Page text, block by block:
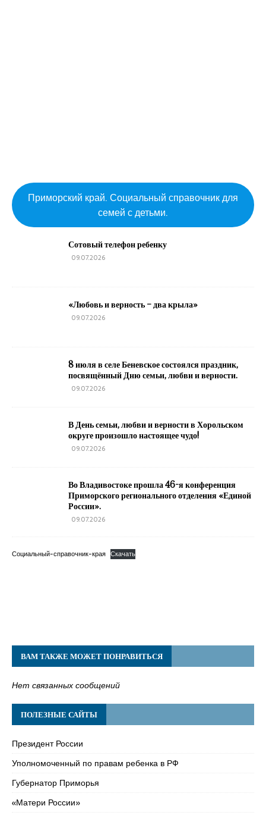
Приморский край. Социальный справочник для
семей с детьми.
Сотовый телефон ребенку
09.07.2026
«Любовь и верность – два крыла»
09.07.2026
8 июля в селе Беневское состоялся праздник,
посвящённый Дню семьи, любви и верности.
09.07.2026
В День семьи, любви и верности в Хорольском
округе произошло настоящее чудо!
09.07.2026
Во Владивостоке прошла 46-я конференция
Приморского регионального отделения «Единой
России».
09.07.2026
Социальный-справочник-края Скачать
ВАМ ТАКЖЕ МОЖЕТ ПОНРАВИТЬСЯ
Нет связанных сообщений
ПОЛЕЗНЫЕ САЙТЫ
Президент России
Уполномоченный по правам ребенка в РФ
Губернатор Приморья
«Матери России»